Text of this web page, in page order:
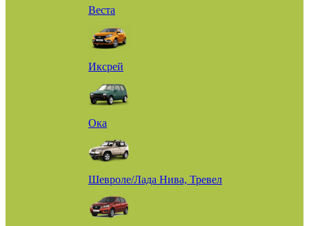
Веста
Иксрей
Ока
Шевроле/Лада Нива, Тревел